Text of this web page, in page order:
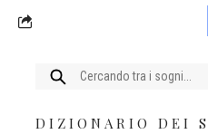
Cercare:
DIZIONARIO DEI